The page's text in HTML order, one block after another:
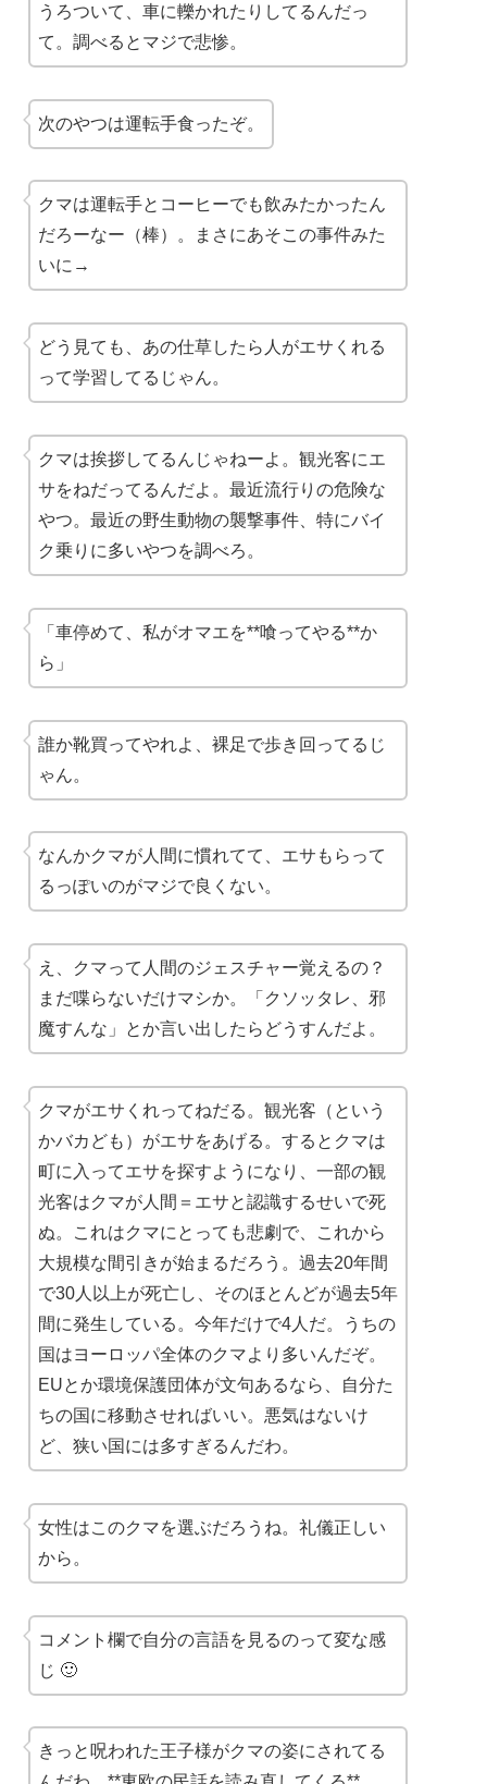
うろついて、車に轢かれたりしてるんだっ
て。調べるとマジで悲惨。
次のやつは運転手食ったぞ。
クマは運転手とコーヒーでも飲みたかったん
だろーなー（棒）。まさにあそこの事件みた
いに→
どう見ても、あの仕草したら人がエサくれる
って学習してるじゃん。
クマは挨拶してるんじゃねーよ。観光客にエ
サをねだってるんだよ。最近流行りの危険な
やつ。最近の野生動物の襲撃事件、特にバイ
ク乗りに多いやつを調べろ。
「車停めて、私がオマエを**喰ってやる**か
ら」
誰か靴買ってやれよ、裸足で歩き回ってるじ
ゃん。
なんかクマが人間に慣れてて、エサもらって
るっぽいのがマジで良くない。
え、クマって人間のジェスチャー覚えるの？
まだ喋らないだけマシか。「クソッタレ、邪
魔すんな」とか言い出したらどうすんだよ。
クマがエサくれってねだる。観光客（という
かバカども）がエサをあげる。するとクマは
町に入ってエサを探すようになり、一部の観
光客はクマが人間＝エサと認識するせいで死
ぬ。これはクマにとっても悲劇で、これから
大規模な間引きが始まるだろう。過去20年間
で30人以上が死亡し、そのほとんどが過去5年
間に発生している。今年だけで4人だ。うちの
国はヨーロッパ全体のクマより多いんだぞ。
EUとか環境保護団体が文句あるなら、自分た
ちの国に移動させればいい。悪気はないけ
ど、狭い国には多すぎるんだわ。
女性はこのクマを選ぶだろうね。礼儀正しい
から。
コメント欄で自分の言語を見るのって変な感
じ 🙂
きっと呪われた王子様がクマの姿にされてる